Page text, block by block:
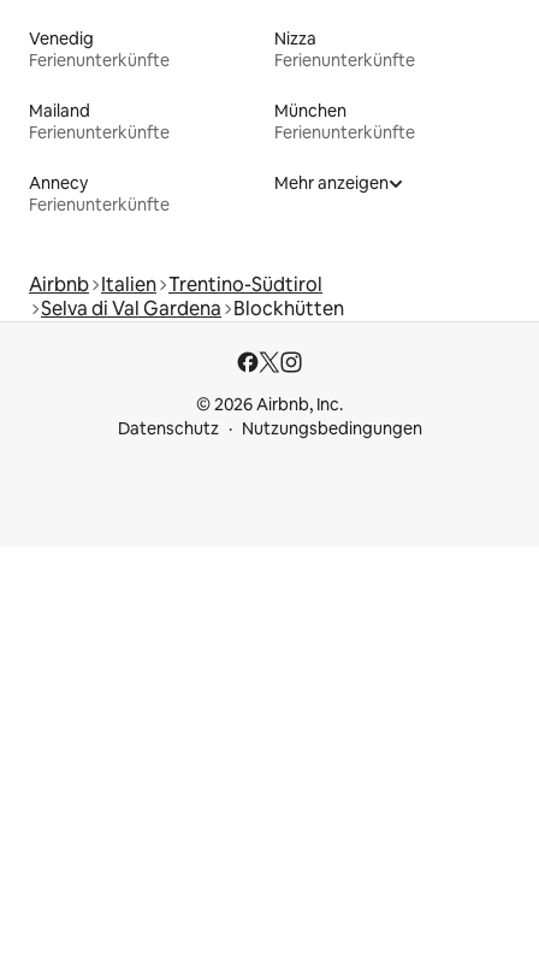
Venedig
Ferienunterkünfte
Nizza
Ferienunterkünfte
Mailand
Ferienunterkünfte
München
Ferienunterkünfte
Annecy
Ferienunterkünfte
Mehr anzeigen
Airbnb Italien Trentino-Südtirol
Selva di Val Gardena Blockhütten
© 2026 Airbnb, Inc.
Datenschutz
Nutzungsbedingungen